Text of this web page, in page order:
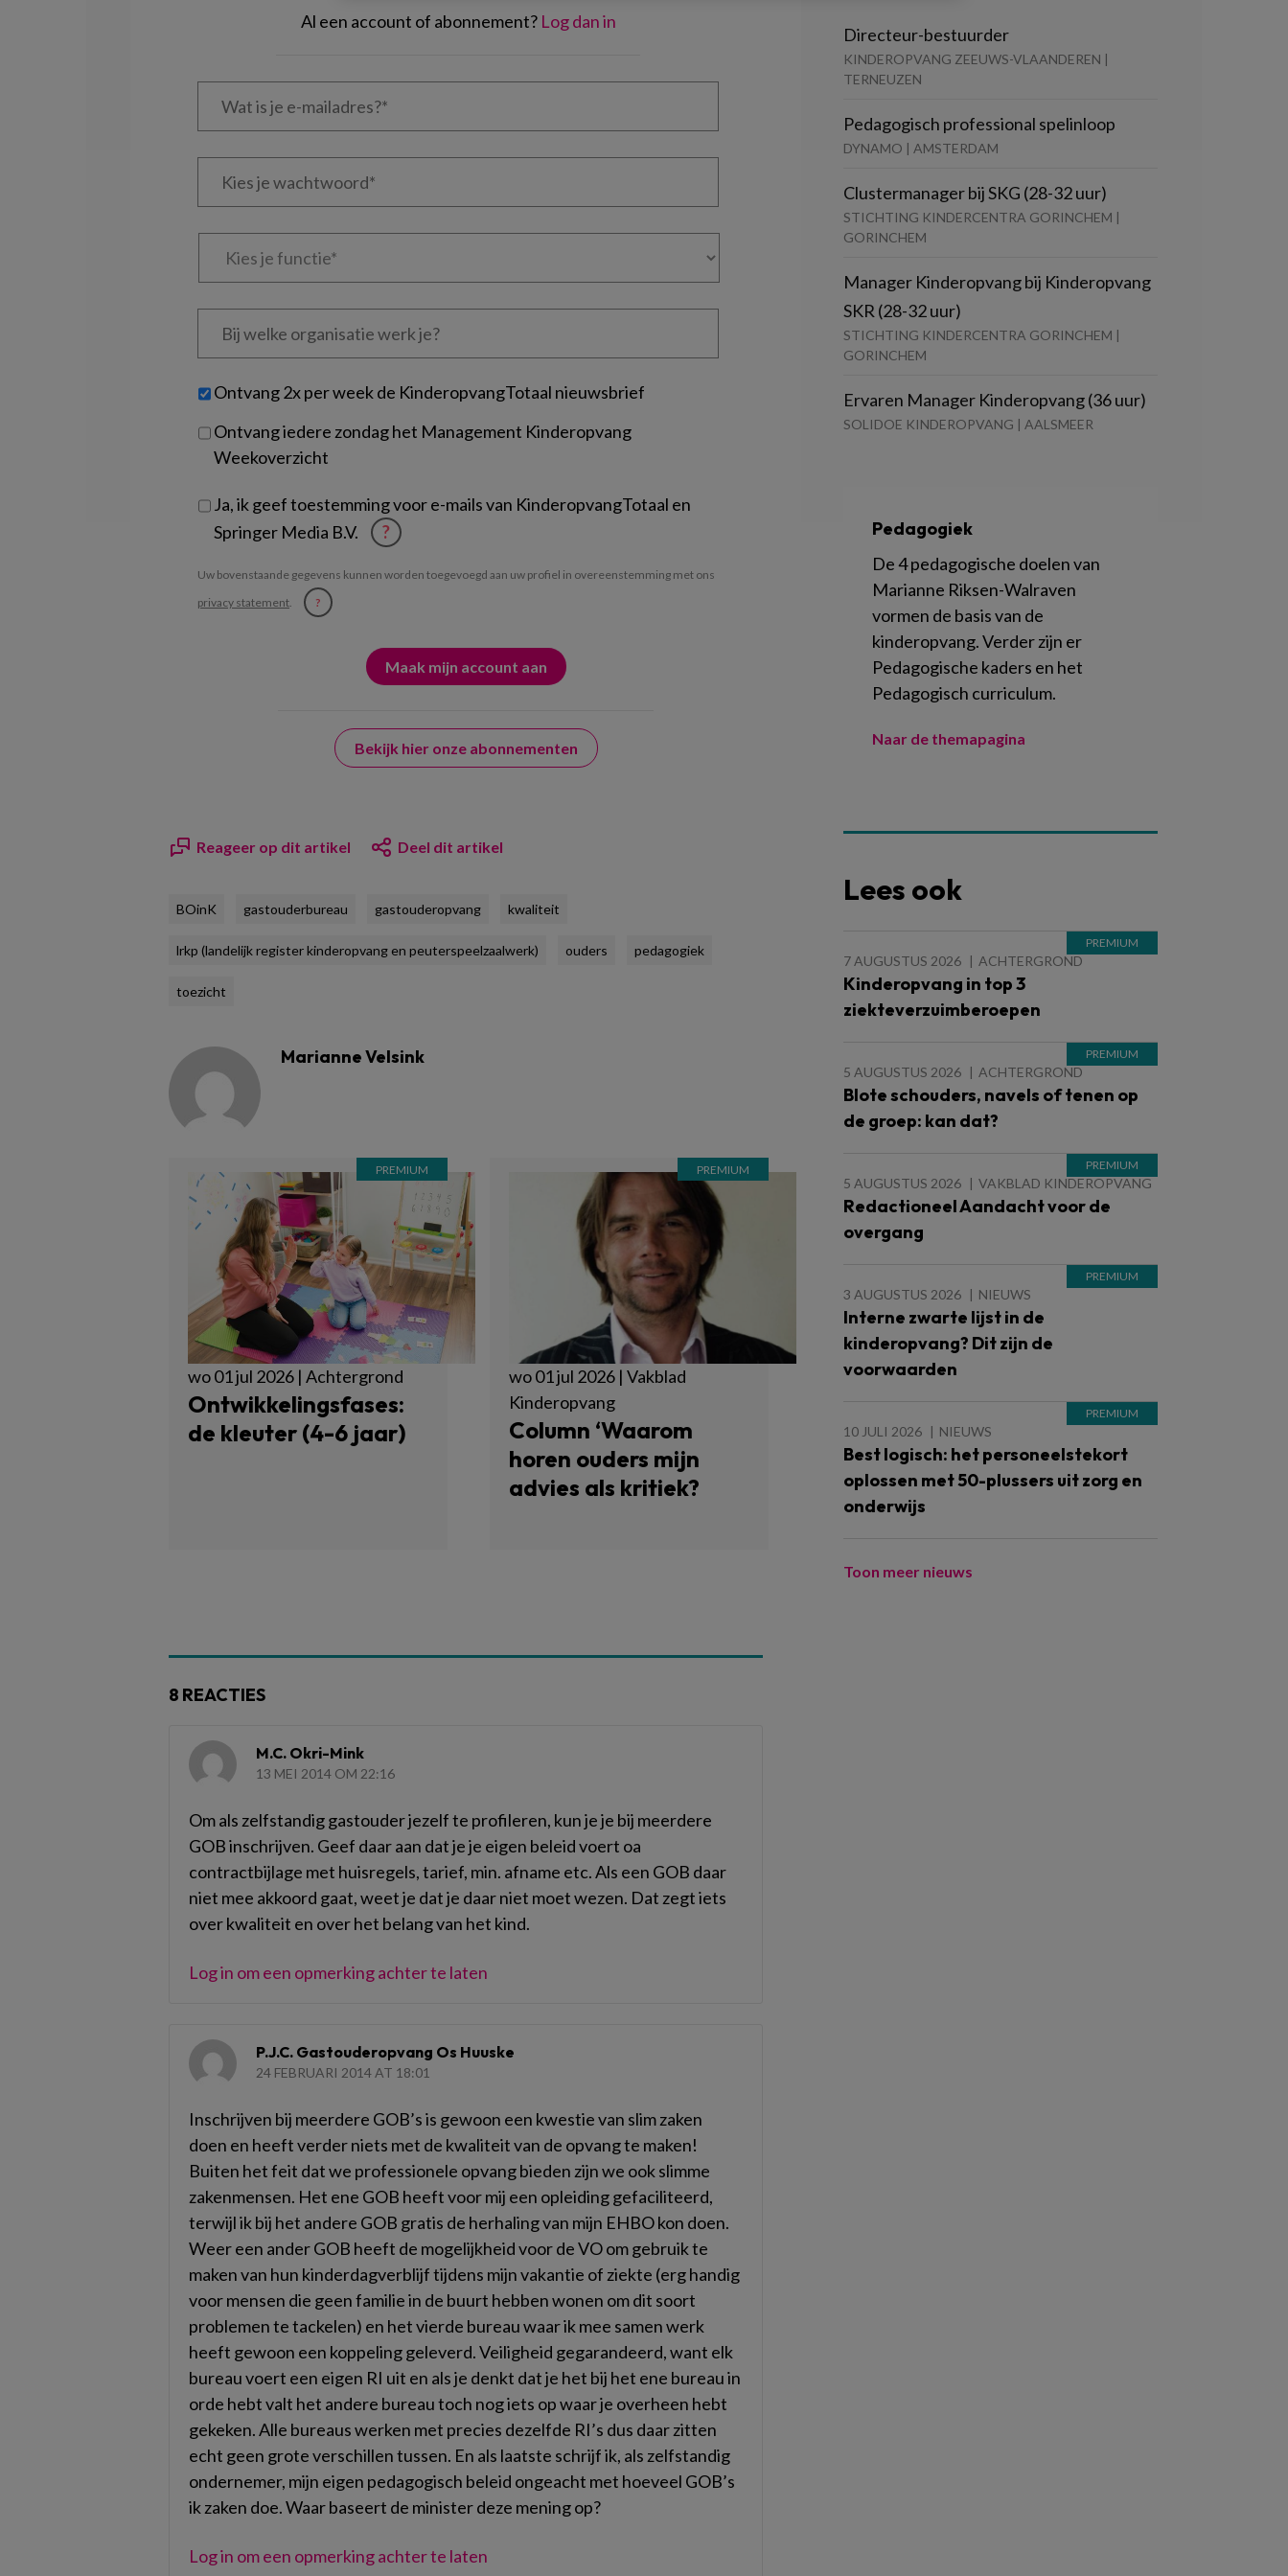
Al een account of abonnement? Log dan in
Wat
Kies
Kies
Bij
welke
je?
Untitled
Ontvang 2x per week de KinderopvangTotaal nieuwsbrief
Ontvang iedere zondag het Management Kinderopvang
Weekoverzicht
Ja, ik geef toestemming voor e-mails van KinderopvangTotaal en
Springer Media B.V.
?
Uw bovenstaande gegevens kunnen worden toegevoegd aan uw profiel in overeenstemming met ons
privacy statement. ?
Bekijk hier onze abonnementen
Reageer op dit artikel Deel dit artikel
BOinK gastouderbureau gastouderopvang kwaliteit
lrkp (landelijk register kinderopvang en peuterspeelzaalwerk) ouders pedagogiek
toezicht
Marianne Velsink
wo 01 jul 2026 | Achtergrond
Ontwikkelingsfases:
de kleuter (4-6 jaar)
wo 01 jul 2026 | Vakblad
Kinderopvang
Column ‘Waarom
horen ouders mijn
advies als kritiek?
8 REACTIES
M.C. Okri-Mink
13 MEI 2014 OM 22:16
Om als zelfstandig gastouder jezelf te profileren, kun je je bij meerdere
GOB inschrijven. Geef daar aan dat je je eigen beleid voert oa
contractbijlage met huisregels, tarief, min. afname etc. Als een GOB daar
niet mee akkoord gaat, weet je dat je daar niet moet wezen. Dat zegt iets
over kwaliteit en over het belang van het kind.
Log in om een opmerking achter te laten
P.J.C. Gastouderopvang Os Huuske
24 FEBRUARI 2014 AT 18:01
Inschrijven bij meerdere GOB’s is gewoon een kwestie van slim zaken
doen en heeft verder niets met de kwaliteit van de opvang te maken!
Buiten het feit dat we professionele opvang bieden zijn we ook slimme
zakenmensen. Het ene GOB heeft voor mij een opleiding gefaciliteerd,
terwijl ik bij het andere GOB gratis de herhaling van mijn EHBO kon doen.
Weer een ander GOB heeft de mogelijkheid voor de VO om gebruik te
maken van hun kinderdagverblijf tijdens mijn vakantie of ziekte (erg handig
voor mensen die geen familie in de buurt hebben wonen om dit soort
problemen te tackelen) en het vierde bureau waar ik mee samen werk
heeft gewoon een koppeling geleverd. Veiligheid gegarandeerd, want elk
bureau voert een eigen RI uit en als je denkt dat je het bij het ene bureau in
orde hebt valt het andere bureau toch nog iets op waar je overheen hebt
gekeken. Alle bureaus werken met precies dezelfde RI’s dus daar zitten
echt geen grote verschillen tussen. En als laatste schrijf ik, als zelfstandig
ondernemer, mijn eigen pedagogisch beleid ongeacht met hoeveel GOB’s
ik zaken doe. Waar baseert de minister deze mening op?
Log in om een opmerking achter te laten
Directeur-bestuurder
KINDEROPVANG ZEEUWS-VLAANDEREN |
TERNEUZEN
Pedagogisch professional spelinloop
DYNAMO | AMSTERDAM
Clustermanager bij SKG (28-32 uur)
STICHTING KINDERCENTRA GORINCHEM |
GORINCHEM
Manager Kinderopvang bij Kinderopvang
SKR (28-32 uur)
STICHTING KINDERCENTRA GORINCHEM |
GORINCHEM
Ervaren Manager Kinderopvang (36 uur)
SOLIDOE KINDEROPVANG | AALSMEER
Pedagogiek
De 4 pedagogische doelen van
Marianne Riksen-Walraven
vormen de basis van de
kinderopvang. Verder zijn er
Pedagogische kaders en het
Pedagogisch curriculum.
Naar de themapagina
Lees ook
7 AUGUSTUS 2026 ACHTERGROND
Kinderopvang in top 3
ziekteverzuimberoepen
5 AUGUSTUS 2026 ACHTERGROND
Blote schouders, navels of tenen op
de groep: kan dat?
5 AUGUSTUS 2026 VAKBLAD KINDEROPVANG
Redactioneel Aandacht voor de
overgang
3 AUGUSTUS 2026 NIEUWS
Interne zwarte lijst in de
kinderopvang? Dit zijn de
voorwaarden
10 JULI 2026 NIEUWS
Best logisch: het personeelstekort
oplossen met 50-plussers uit zorg en
onderwijs
Toon meer nieuws